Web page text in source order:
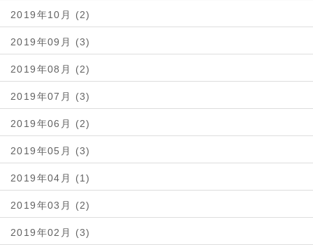
2019年10月 (2)
2019年09月 (3)
2019年08月 (2)
2019年07月 (3)
2019年06月 (2)
2019年05月 (3)
2019年04月 (1)
2019年03月 (2)
2019年02月 (3)